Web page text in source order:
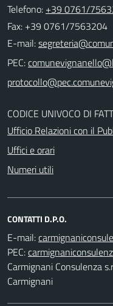
Telefono: +39 0761/
Fax: +39 0761/7563204
E-mail:
PEC:
CODICE UNIVOCO DI
Ufficio Relazioni con il
Uffici e orari
Numeri utili
CONTATTI D.P.O.
E-mail:
PEC:
Carmignani Consulenza
Carmignani